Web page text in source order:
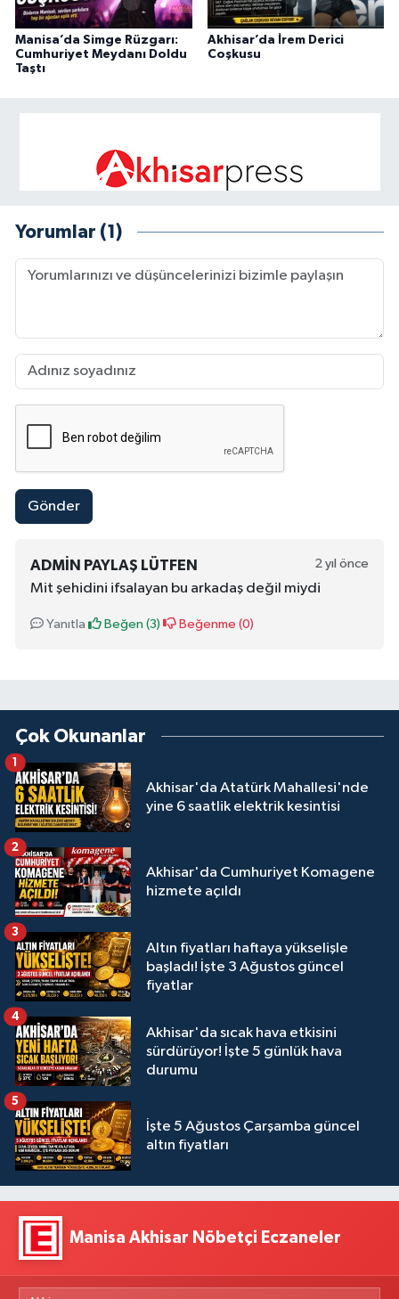
Manisa’da Simge Rüzgarı:
Cumhuriyet Meydanı Doldu
Taştı
Akhisar’da İrem Derici
Coşkusu
Yorumlar (1)
Gönder
ADMIN PAYLAŞ LÜTFEN 2 yıl önce
Mit şehidini ifsalayan bu arkadaş değil miydi
Yanıtla Beğen (3) Beğenme (0)
Çok Okunanlar
Akhisar'da Atatürk Mahallesi'nde
yine 6 saatlik elektrik kesintisi
1
Akhisar'da Cumhuriyet Komagene
hizmete açıldı
2
Altın fiyatları haftaya yükselişle
başladı! İşte 3 Ağustos güncel
fiyatlar
3
Akhisar'da sıcak hava etkisini
sürdürüyor! İşte 5 günlük hava
durumu
4
İşte 5 Ağustos Çarşamba güncel
altın fiyatları
5
Manisa Akhisar Nöbetçi Eczaneler